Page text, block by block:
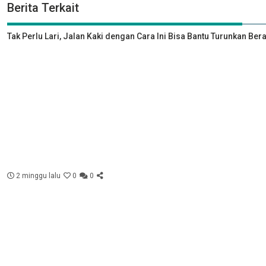
Berita Terkait
Tak Perlu Lari, Jalan Kaki dengan Cara Ini Bisa Bantu Turunkan
2 minggu lalu 0 0